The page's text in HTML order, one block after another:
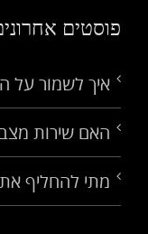
פוסטים
איך לשמור על
האם שירות
מתי להחליף